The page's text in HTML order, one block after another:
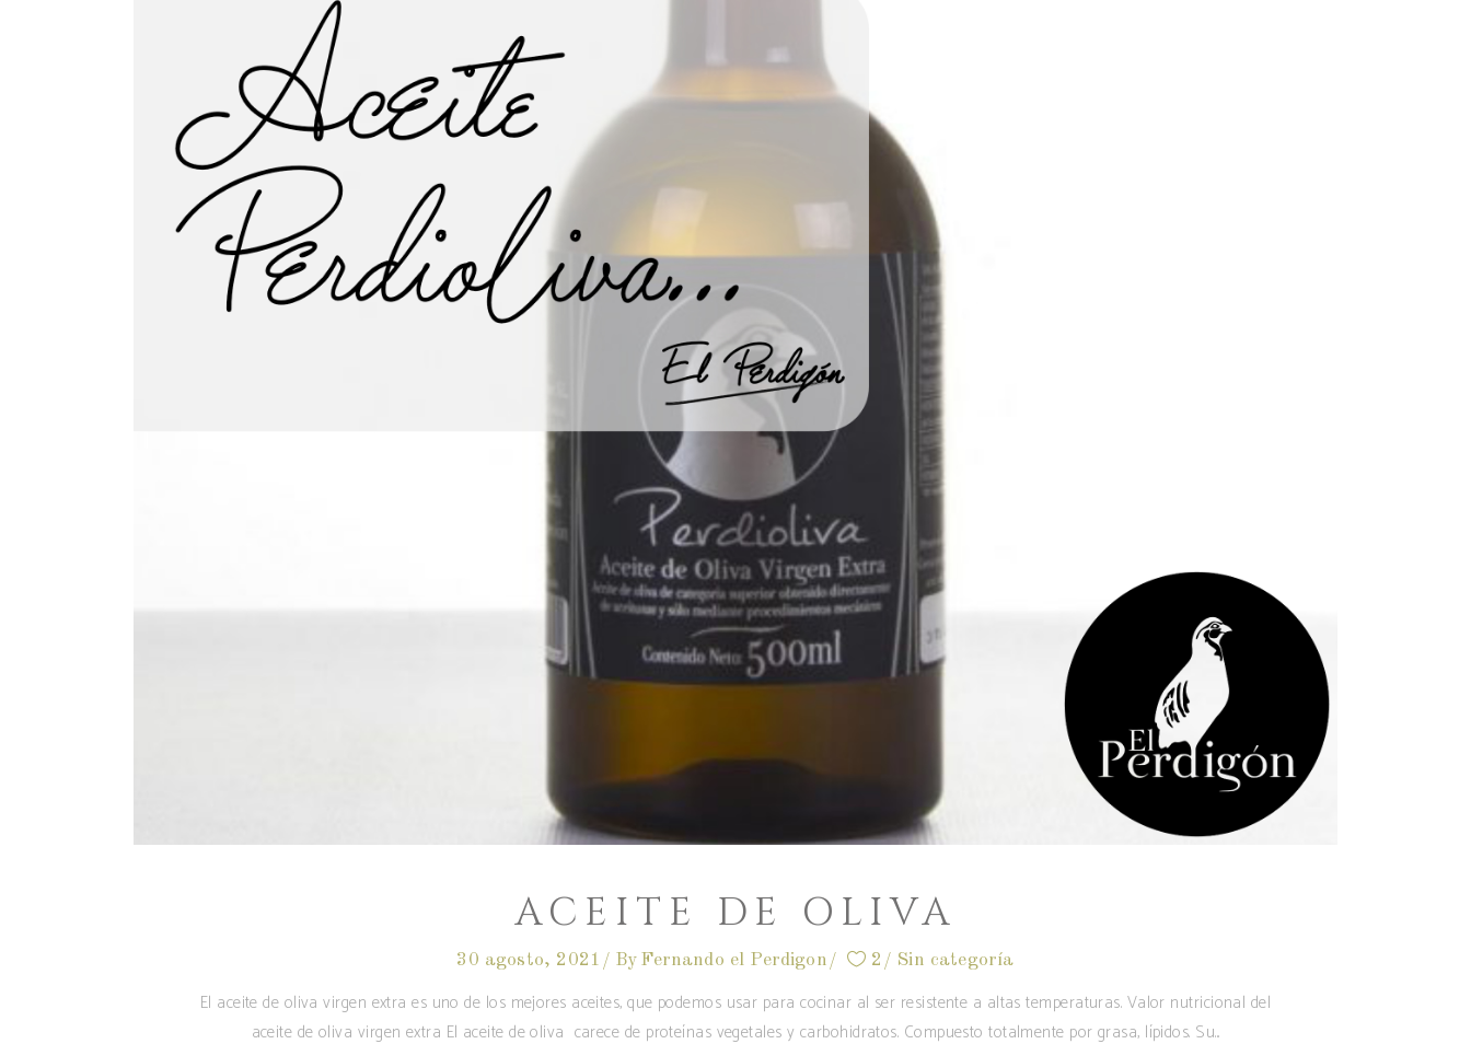
ACEITE DE OLIVA
30 agosto, 2021 By Fernando el Perdigon 2 Sin categoría
El aceite de oliva virgen extra es uno de los mejores aceites, que podemos usar para cocinar al ser resistente a altas temperaturas. Valor nutricional del
aceite de oliva virgen extra El aceite de oliva carece de proteínas vegetales y carbohidratos. Compuesto totalmente por grasa, lípidos. Su